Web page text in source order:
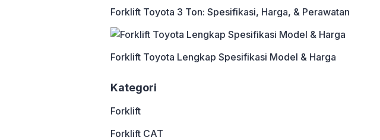
Forklift Toyota 3 Ton: Spesifikasi, Harga, & Perawatan
Forklift Toyota Lengkap Spesifikasi Model & Harga
Kategori
Forklift
Forklift CAT